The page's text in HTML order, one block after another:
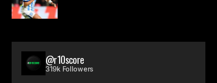
@r10score
319k Followers